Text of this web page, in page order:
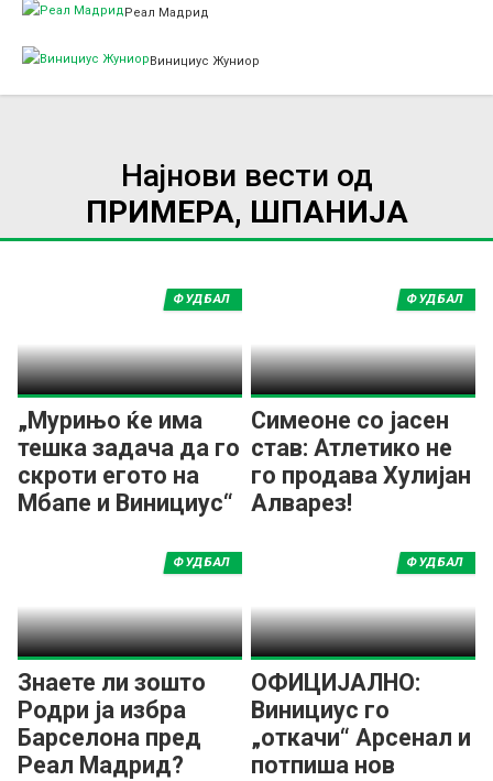
Реал Мадрид
Винициус Жуниор
Најнови вести од
ПРИМЕРА, ШПАНИЈА
„Мурињо ќе има
тешка задача да го
скроти егото на
Мбапе и Винициус“
ФУДБАЛ
Симеоне со јасен
став: Атлетико не
го продава Хулијан
Алварез!
ФУДБАЛ
Знаете ли зошто
Родри ја избра
Барселона пред
Реал Мадрид?
ФУДБАЛ
ОФИЦИЈАЛНО:
Винициус го
„откачи“ Арсенал и
потпиша нов
ФУДБАЛ